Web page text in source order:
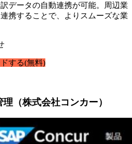
データの自動連携が可能。周辺業
携することで、よりスムーズな業
する(無料)
（株式会社コンカー）